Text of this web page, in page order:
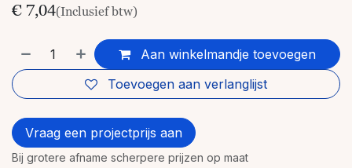
€ 7,04(Inclusief btw)
Aan winkelmandje toevoegen
Toevoegen aan verlanglijst
Vraag een projectprijs aan
Bij grotere afname scherpere prijzen op maat